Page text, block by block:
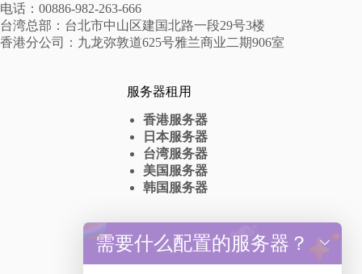
电话：00886-982-263-666
台湾总部：台北市中山区建国北路一段29号3楼
香港分公司：九龙弥敦道625号雅兰商业二期906室
服务器租用
香港服务器
日本服务器
台湾服务器
美国服务器
韩国服务器
高防服务器
香港高防服务器出租
t
需要什么配置的服务器？